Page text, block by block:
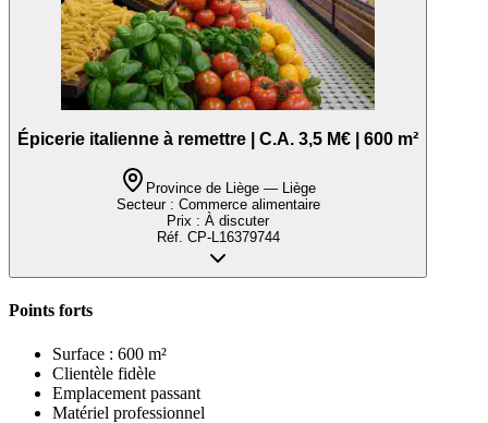
Épicerie italienne à remettre | C.A. 3,5 M€ | 600 m²
Province de Liège — Liège
Secteur : Commerce alimentaire
Prix : À discuter
Réf. CP-L16379744
Points forts
Surface : 600 m²
Clientèle fidèle
Emplacement passant
Matériel professionnel